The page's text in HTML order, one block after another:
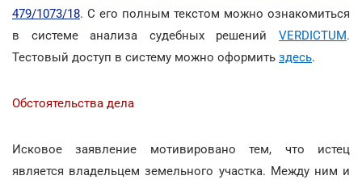
479/1073/18. С его полным текстом можно ознакомиться
в системе анализа судебных решений VERDICTUM.
Тестовый доступ в систему можно оформить здесь.
Обстоятельства дела
Исковое заявление мотивировано тем, что истец
является владельцем земельного участка. Между ним и